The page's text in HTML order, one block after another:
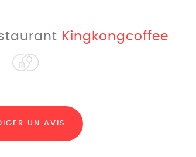
Kingkongcoffee
UN AVIS